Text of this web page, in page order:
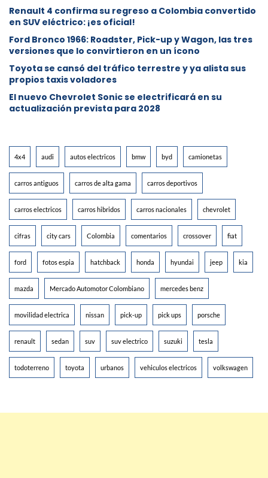
Renault 4 confirma su regreso a Colombia convertido
en SUV eléctrico: ¡es oficial!
Ford Bronco 1966: Roadster, Pick-up y Wagon, las tres
versiones que lo convirtieron en un ícono
Toyota se cansó del tráfico terrestre y ya alista sus
propios taxis voladores
El nuevo Chevrolet Sonic se electrificará en su
actualización prevista para 2028
4x4 audi autos electricos bmw byd camionetas
carros antiguos carros de alta gama carros deportivos
carros electricos carros hibridos carros nacionales chevrolet
cifras city cars Colombia comentarios crossover fiat
ford fotos espia hatchback honda hyundai jeep kia
mazda Mercado Automotor Colombiano mercedes benz
movilidad electrica nissan pick-up pick ups porsche
renault sedan suv suv electrico suzuki tesla
todoterreno toyota urbanos vehiculos electricos volkswagen